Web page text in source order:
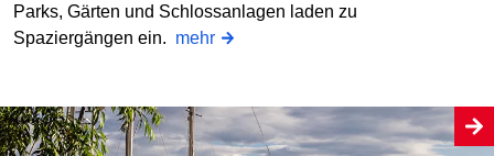
Parks, Gärten und Schlossanlagen laden zu
Spaziergängen ein. mehr